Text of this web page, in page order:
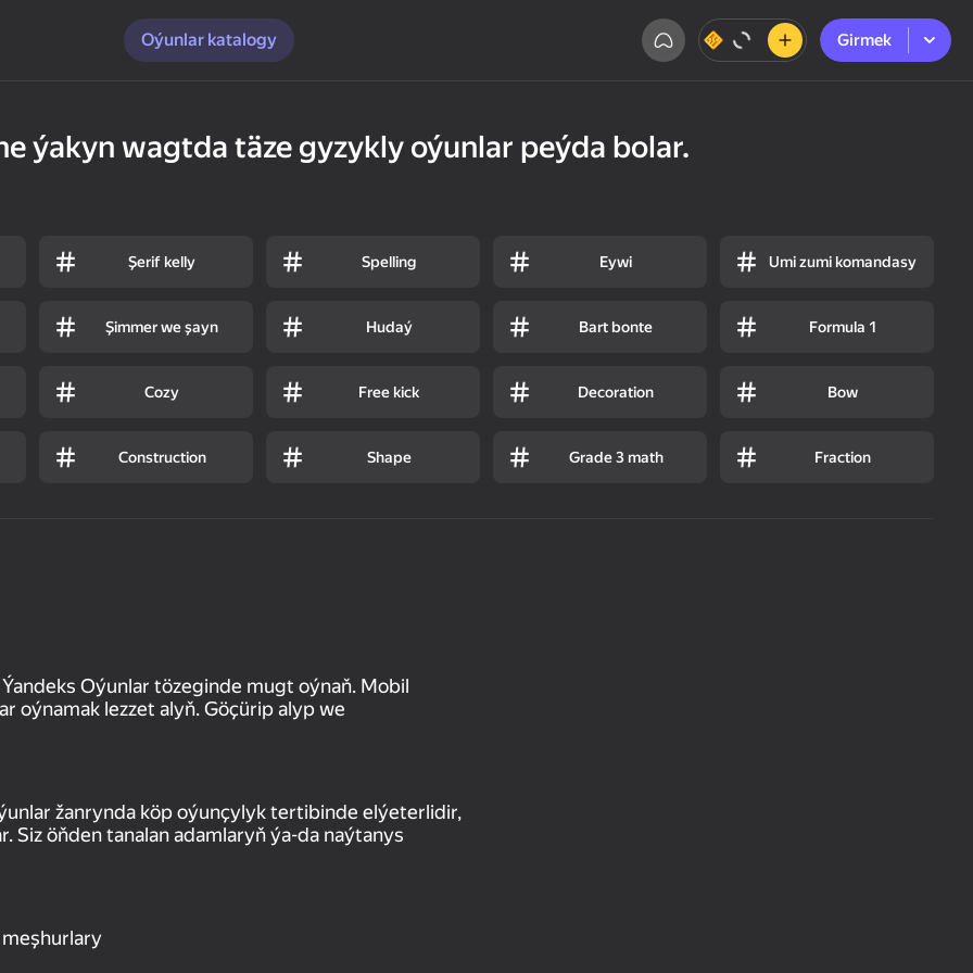
Oýunlar katalogy
Girmek
Girmek
ýakyn wagtda täze gyzykly oýunlar peýda bolar.
Şerif kelly Spelling Eywi Umi zumi komandasy
Şimmer we şayn Hudaý Bart bonte Formula 1
Cozy Free kick Decoration Bow
Construction Shape Grade 3 math Fraction
Oýunlar tözeginde mugt oýnaň. Mobil
oýnamak lezzet alyň. Göçürip alyp we
žanrynda köp oýunçylyk tertibinde elýeterlidir,
Siz öňden tanalan adamlaryň ýa-da naýtanys